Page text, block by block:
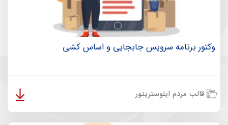
وکتور برنامه سرویس جابجایی و اساس کشی
قالب مردم ایلوستریتور